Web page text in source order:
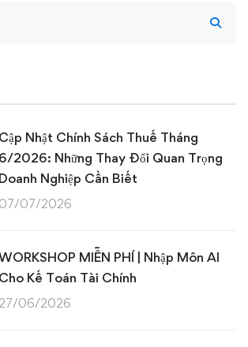
Cập Nhật Chính Sách Thuế Tháng
6/2026: Những Thay Đổi Quan Trọng
Doanh Nghiệp Cần Biết
07/07/2026
MIỄN PHÍ | Nhập Môn AI
Cho Kế Toán Tài Chính
27/06/2026